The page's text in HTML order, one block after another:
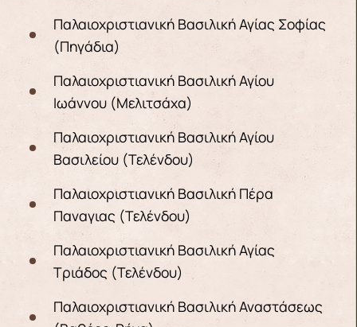
Παλαιοχριστιανική Βασιλική Αγίας Σοφίας
(Πηγάδια)
Παλαιοχριστιανική Βασιλική Αγίου
Ιωάννου (Μελιτσάχα)
Παλαιοχριστιανική Βασιλική Αγίου
Βασιλείου (Τελένδου)
Παλαιοχριστιανική Βασιλική Πέρα
Παναγιας (Τελένδου)
Παλαιοχριστιανική Βασιλική Αγίας
Τριάδος (Τελένδου)
Παλαιοχριστιανική Βασιλική Αναστάσεως